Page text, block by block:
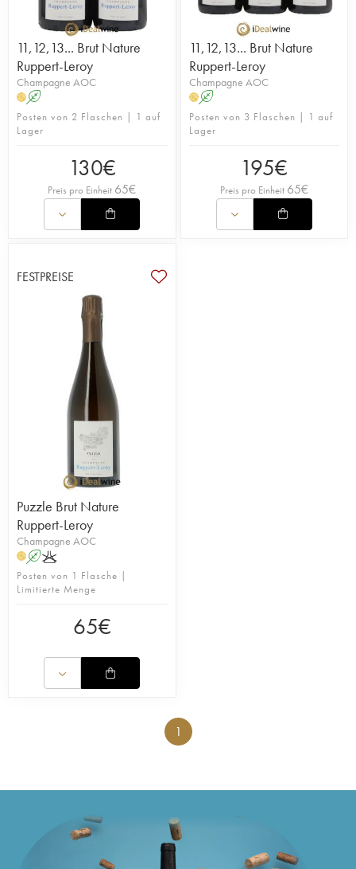
11,12,13... Brut Nature
Ruppert-Leroy
Champagne AOC
H A
Posten von 2 Flaschen | 1 auf
Lager
130€
Preis pro Einheit 65€
11,12,13... Brut Nature
Ruppert-Leroy
Champagne AOC
HA
Posten von 3 Flaschen | 1 auf
Lager
195€
Preis pro Einheit 65€
FESTPREISE
Puzzle Brut Nature
Ruppert-Leroy
Champagne AOC
H AK
Posten von 1 Flasche |
Limitierte Menge
65€
1